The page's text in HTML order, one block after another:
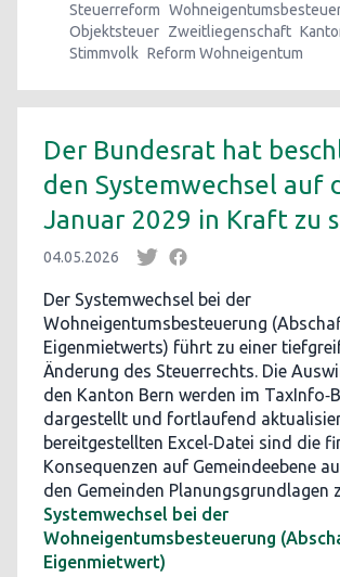
Steuerreform
Objektsteuer Zweitliegenschaft
Stimmvolk Reform Wohneigentum
Der Bundesrat hat
den Systemwechsel auf
Januar 2029 in Kraft zu
04.05.2026
Der Systemwechsel bei der
Wohneigentumsbesteuerung
Eigenmietwerts) führt zu einer
Änderung des Steuerrechts. Die
den Kanton Bern werden im
dargestellt und fortlaufend
bereitgestellten Excel‑Datei sind die
Konsequenzen auf Gemeindeebene
den Gemeinden Planungsgrundlagen
Systemwechsel bei der
Wohneigentumsbesteuerung
Eigenmietwert)